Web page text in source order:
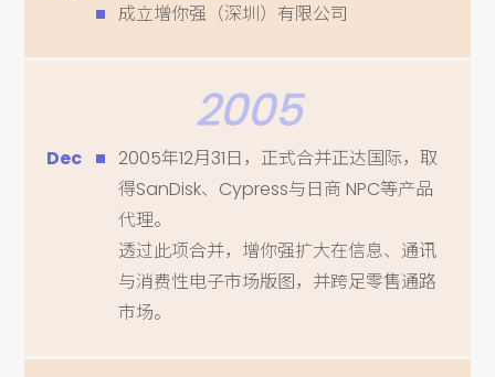
成立增你强（深圳）有限公司
2005
Dec
2005年12月31日，正式合并正达国际，取
得SanDisk、Cypress与日商 NPC等产品
代理。
透过此项合并，增你强扩大在信息、通讯
与消费性电子市场版图，并跨足零售通路
市场。